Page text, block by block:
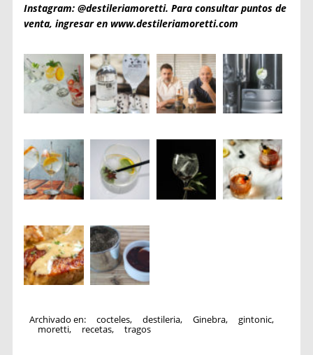
Instagram: @destileriamoretti. Para consultar puntos de
venta, ingresar en www.destileriamoretti.com
Archivado en: cocteles, destileria, Ginebra, gintonic,
moretti, recetas, tragos